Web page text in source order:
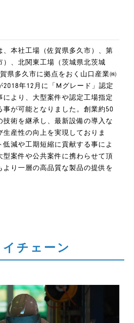
、本社工場（佐賀県多久市）、第
）、北関東工場（茨城県北茨城
県多久市に拠点をおく山口産業㈱
年12月に「Mグレード」認定
により、大型案件や認定工場指定
事が可能となりました。創業約50
技術を継承し、最新設備の導入な
生産性の向上を実現しておりま
減や工期短縮に貢献する事によ
型案件や公共案件に携わらせて頂
より一層の高品質な製品の提供を
チェーン